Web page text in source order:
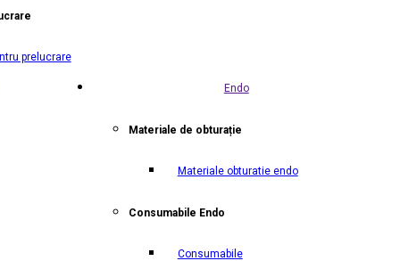
prelucrare
Endo
Materiale de obturație
Materiale obturatie endo
Consumabile Endo
Consumabile